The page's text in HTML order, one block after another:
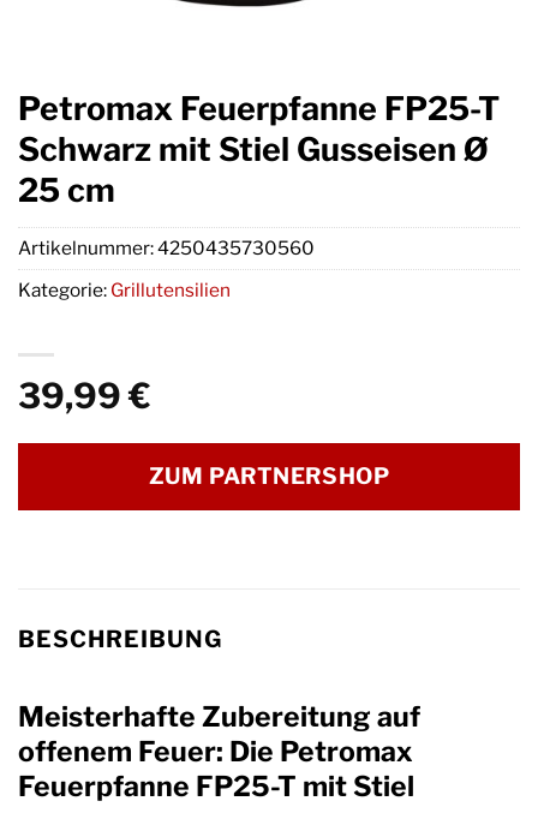
Petromax Feuerpfanne FP25-T
Schwarz mit Stiel Gusseisen Ø
25 cm
39,99€
ZUM PARTNERSHOP
Artikelnummer:4250435730560
Kategorie: Grillutensilien
BESCHREIBUNG
Meisterhafte Zubereitung auf
offenem Feuer: Die Petromax
Feuerpfanne FP25-T mit Stiel